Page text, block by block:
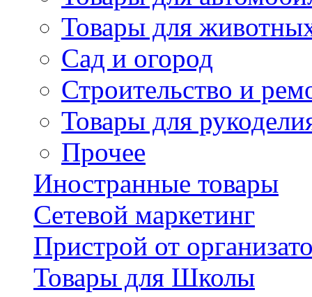
Товары для
Сад и огород
Строительство и
Товары для
Прочее
Иностранные товары
Сетевой маркетинг
Пристрой от
Товары для Школы